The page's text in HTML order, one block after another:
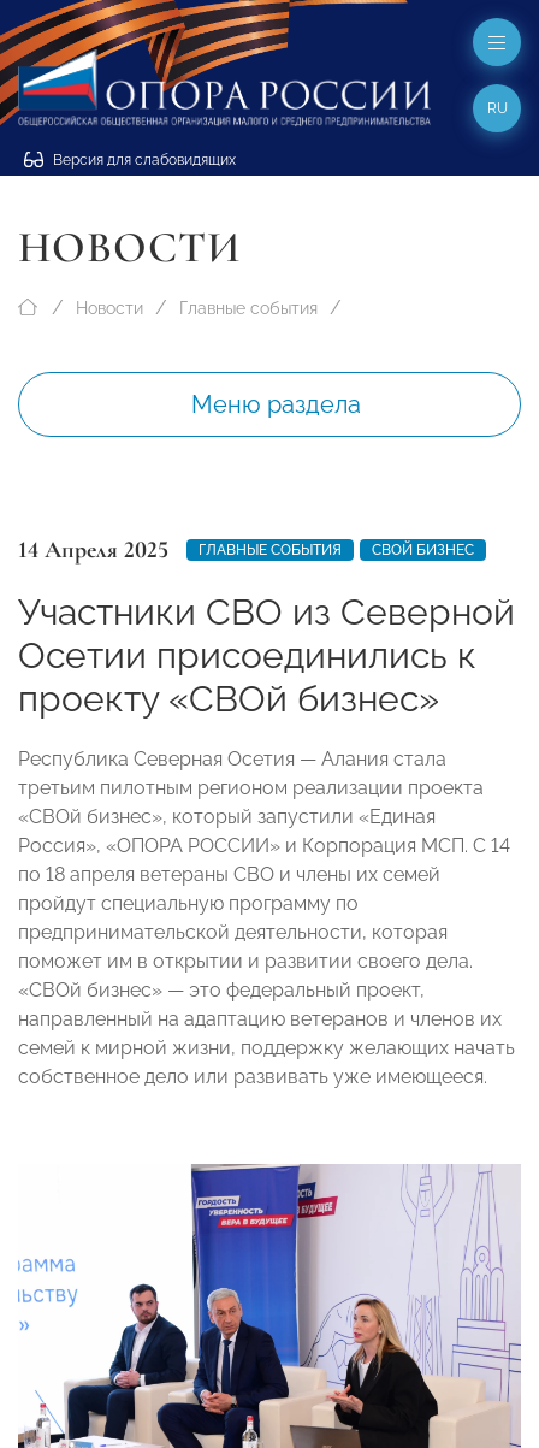
Версия для слабовидящих
RU
НОВОСТИ
Новости Главные события
Меню раздела
14 Апреля 2025 ГЛАВНЫЕ СОБЫТИЯ СВОЙ БИЗНЕС
Участники СВО из Северной
Осетии присоединились к
проекту «СВОй бизнес»
Республика Северная Осетия — Алания стала
третьим пилотным регионом реализации проекта
«СВОй бизнес», который запустили «Единая
Россия», «ОПОРА РОССИИ» и Корпорация МСП. С 14
по 18 апреля ветераны СВО и члены их семей
пройдут специальную программу по
предпринимательской деятельности, которая
поможет им в открытии и развитии своего дела.
«СВОй бизнес» — это федеральный проект,
направленный на адаптацию ветеранов и членов их
семей к мирной жизни, поддержку желающих начать
собственное дело или развивать уже имеющееся.